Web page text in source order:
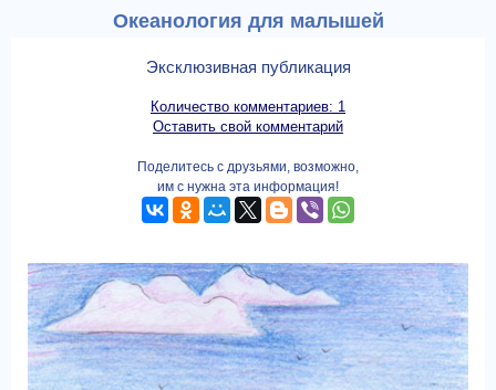
Океанология для малышей
Эксклюзивная публикация
Количество комментариев: 1
Оставить свой комментарий
Поделитесь с друзьями, возможно,
им с нужна эта информация!